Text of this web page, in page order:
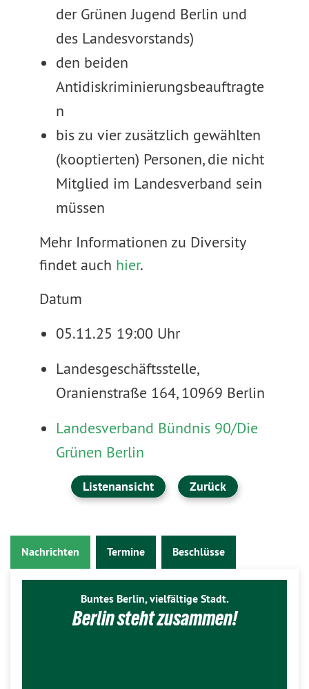
der Grünen Jugend Berlin und
des Landesvorstands)
den beiden
Antidiskriminierungsbeauftragte
n
bis zu vier zusätzlich gewählten
(kooptierten) Personen, die nicht
Mitglied im Landesverband sein
müssen
Mehr Informationen zu Diversity
findet auch hier.
Datum
05.11.25 19:00 Uhr
Landesgeschäftsstelle,
Oranienstraße 164, 10969 Berlin
Landesverband Bündnis 90/Die
Grünen Berlin
Listenansicht Zurück
Nachrichten Termine Beschlüsse
Buntes Berlin, vielfältige Stadt.
Berlin steht zusammen!